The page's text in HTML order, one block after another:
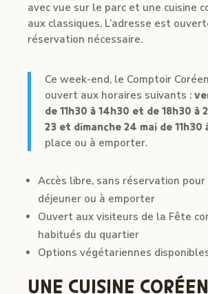
avec vue sur le parc et une cuisine
aux classiques. L’adresse est
réservation nécessaire.
Ce week-end, le Comptoir
ouvert aux horaires suivants :
de 11h30 à 14h30 et de 18h30 à
23 et dimanche 24 mai de 11h30
place ou à emporter.
Accès libre, sans réservation pour
déjeuner ou à emporter
Ouvert aux visiteurs de la Fête
habitués du quartier
Options végétariennes
UNE CUISINE